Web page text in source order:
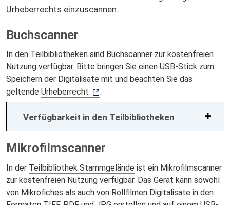
Urheberrechts einzuscannen.
Buchscanner
In den Teilbibliotheken sind Buchscanner zur kostenfreien
Nutzung verfügbar. Bitte bringen Sie einen USB-Stick zum
Speichern der Digitalisate mit und beachten Sie das
geltende Urheberrecht .
Verfügbarkeit in den Teilbibliotheken
Mikrofilmscanner
In der Teilbibliothek Stammgelände ist ein Mikrofilmscanner
zur kostenfreien Nutzung verfügbar. Das Gerät kann sowohl
von Mikrofiches als auch von Rollfilmen Digitalisate in den